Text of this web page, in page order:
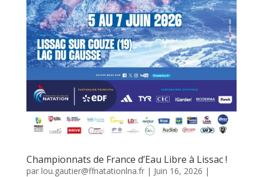
Championnats de France d’Eau Libre à Lissac !
par lou.gautier@ffnatationlna.fr| Juin 16, 2026 |